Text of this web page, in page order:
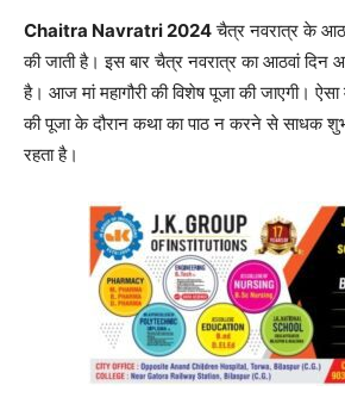
Chaitra Navratri 2024चैत्र नवरात्र के आठवें
की जाती है। इस बार चैत्र नवरात्र का आठवां
है। आज मां महागौरी की विशेष पूजा की जाएगी। ऐसा
की पूजा के दौरान कथा का पाठ न करने से साधक
रहता है।